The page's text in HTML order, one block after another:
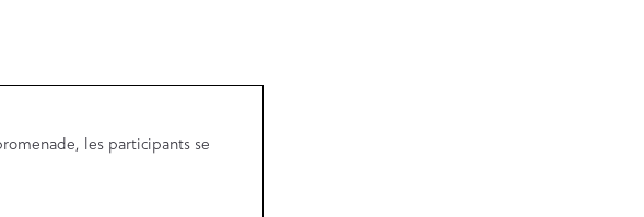
les participants se